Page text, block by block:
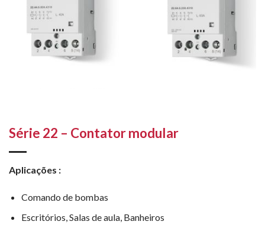
Série 22 – Contator modular
Aplicações :
Comando de bombas
Escritórios, Salas de aula, Banheiros